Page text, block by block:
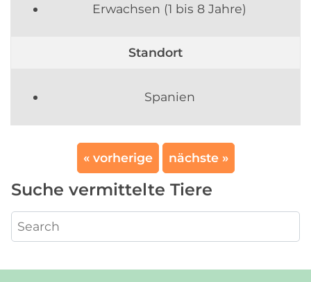
Erwachsen (1 bis 8 Jahre)
Standort
Spanien
« vorherige nächste »
Suche vermittelte Tiere